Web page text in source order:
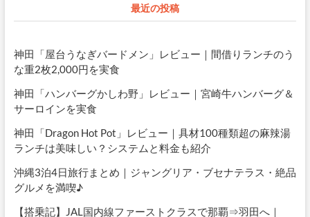
最近の投稿
神田「屋台うなぎバードメン」レビュー｜間借りランチのう
な重2枚2,000円を実食
神田「ハンバーグかしわ野」レビュー｜宮崎牛ハンバーグ＆
サーロインを実食
神田「Dragon Hot Pot」レビュー｜具材100種類超の麻辣湯
ランチは美味しい？システムと料金も紹介
沖縄3泊4日旅行まとめ｜ジャングリア・ブセナテラス・絶品
グルメを満喫♪
【搭乗記】JAL国内線ファーストクラスで那覇⇒羽田へ｜